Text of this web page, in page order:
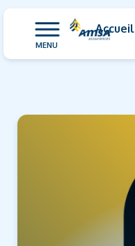
MENU
Accueil